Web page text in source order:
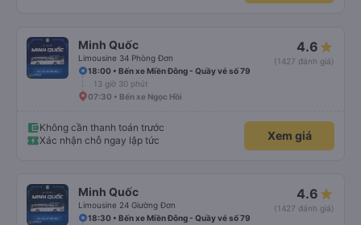
Minh Quốc
Limousine 34 Phòng Đơn
4.6
(1427 đánh giá)
18:00 • Bến xe Miền Đông - Quầy vé số 79
13 giờ 30 phút
07:30 • Bến xe Ngọc Hồi
Không cần thanh toán trước
Xác nhận chỗ ngay lập tức
Xem giá
Minh Quốc
Limousine 24 Giường Đơn
4.6
(1427 đánh giá)
18:30 • Bến xe Miền Đông - Quầy vé số 79